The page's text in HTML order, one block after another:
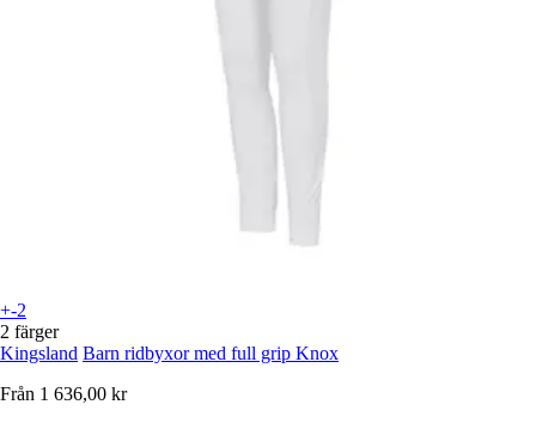
+-2
2 färger
Kingsland Barn ridbyxor med full grip Knox
Från 1 636,00 kr